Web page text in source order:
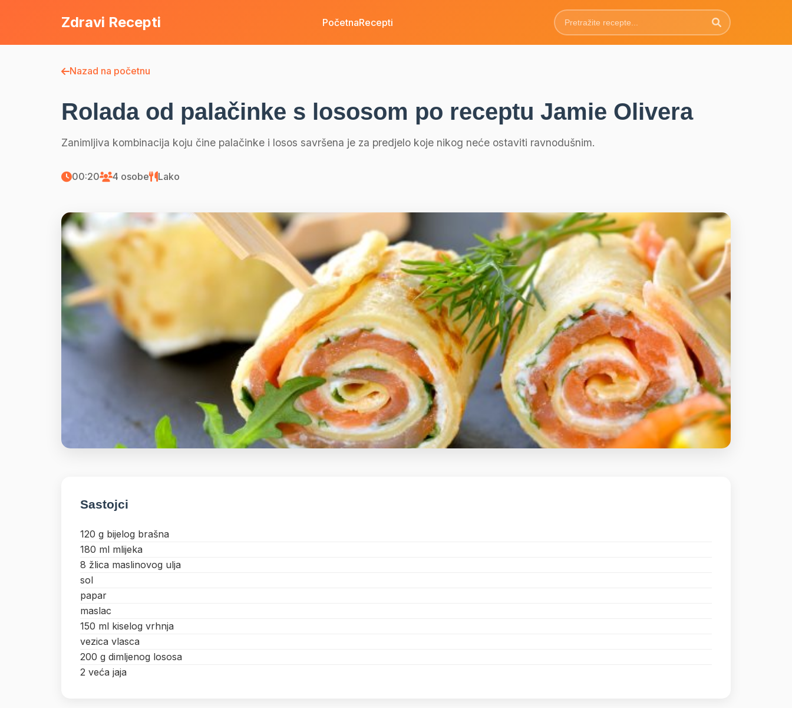
Zdravi Recepti PočetnaRecepti
Nazad na početnu
Rolada od palačinke s lososom po receptu Jamie Olivera
Zanimljiva kombinacija koju čine palačinke i losos savršena je za predjelo koje nikog neće ostaviti ravnodušnim.
00:20 4 osobe Lako
Sastojci
120 g bijelog brašna
180 ml mlijeka
8 žlica maslinovog ulja
sol
papar
maslac
150 ml kiselog vrhnja
vezica vlasca
200 g dimljenog lososa
2 veća jaja